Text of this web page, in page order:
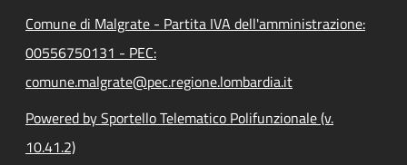
Comune di Malgrate - Partita IVA dell'amministrazione:
00556750131 - PEC:
comune.malgrate@pec.regione.lombardia.it
Powered by Sportello Telematico Polifunzionale (v.
10.41.2)